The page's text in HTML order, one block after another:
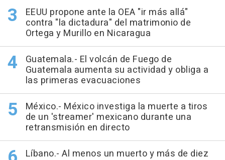
EEUU propone ante la OEA "ir más allá"
contra "la dictadura" del matrimonio de
Ortega y Murillo en Nicaragua
Guatemala.- El volcán de Fuego de
Guatemala aumenta su actividad y obliga a
las primeras evacuaciones
México.- México investiga la muerte a tiros
de un 'streamer' mexicano durante una
retransmisión en directo
Líbano.- Al menos un muerto y más de diez